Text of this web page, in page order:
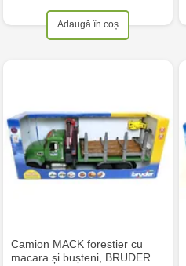
Adaugă în coș
Camion MACK forestier cu
macara și bușteni, BRUDER